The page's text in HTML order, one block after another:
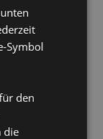
Ägypten,
Färöer-
Georgien,
Island,
Königreich),
Jordanien,
Symbol
den
die